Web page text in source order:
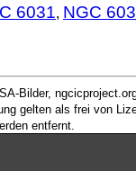
6031, NGC
Bilder,
gelten als frei von
entfernt.